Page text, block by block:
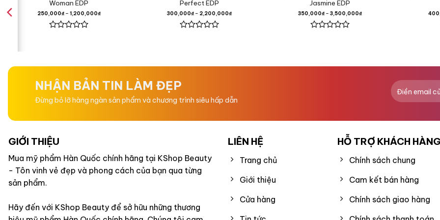
Quả Quýt Hồng,
Hoa Ngọc Lan Trắng,
Hoa Phong Lan,
Hương Cuối
Hổ Phách,
Woman EDP
250,000₫– 1,200,000₫
5
Perfect EDP
300,000₫ – 2,200,000₫
5
Jasmine EDP
350,000₫ – 3,500,000₫
5
NHẬN BẢN TIN LÀM ĐẸP
Đừng bỏ lỡ hàng ngàn sản phẩm và chương trình siêu hấp dẫn
GIỚI THIỆU
Mua mỹ phẩm Hàn Quốc chính hãng tại KShop Beauty
- Tôn vinh vẻ đẹp và phong cách của bạn qua từng
sản phẩm.
Hãy đến với KShop Beauty để sở hữu những thương
LIÊN HỆ
Trang chủ
Giới thiệu
Cửa hàng
HỖ TRỢ KHÁCH HÀNG
Chính sách chung
Cam kết bán hàng
Chính sách giao hàng